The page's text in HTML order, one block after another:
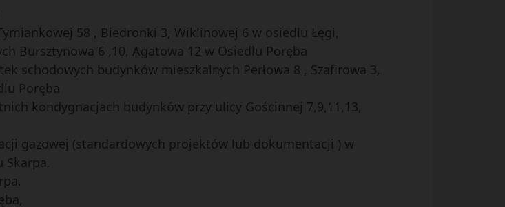
58 , Biedronki 3, Wiklinowej 6 w osiedlu Łęgi,
Bursztynowa 6 ,10, Agatowa 12 w Osiedlu Poręba
schodowych budynków mieszkalnych Perłowa 8 , Szafirowa 3,
Poręba
kondygnacjach budynków przy ulicy Gościnnej 7,9,11,13,
gazowej (standardowych projektów lub dokumentacji ) w
Skarpa.